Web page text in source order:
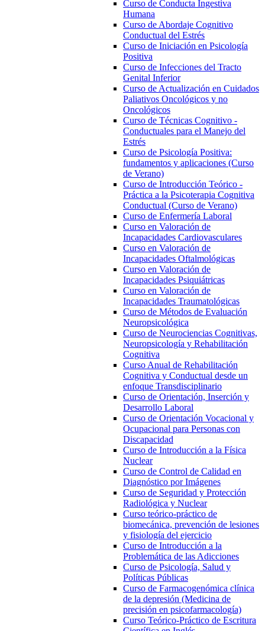
Curso de Conducta Ingestiva
Humana
Curso de Abordaje Cognitivo
Conductual del Estrés
Curso de Iniciación en Psicología
Positiva
Curso de Infecciones del Tracto
Genital Inferior
Curso de Actualización en Cuidados
Paliativos Oncológicos y no
Oncológicos
Curso de Técnicas Cognitivo -
Conductuales para el Manejo del
Estrés
Curso de Psicología Positiva:
fundamentos y aplicaciones (Curso
de Verano)
Curso de Introducción Teórico -
Práctica a la Psicoterapia Cognitiva
Conductual (Curso de Verano)
Curso de Enfermería Laboral
Curso en Valoración de
Incapacidades Cardiovasculares
Curso en Valoración de
Incapacidades Oftalmológicas
Curso en Valoración de
Incapacidades Psiquiátricas
Curso en Valoración de
Incapacidades Traumatológicas
Curso de Métodos de Evaluación
Neuropsicológica
Curso de Neurociencias Cognitivas,
Neuropsicología y Rehabilitación
Cognitiva
Curso Anual de Rehabilitación
Cognitiva y Conductual desde un
enfoque Transdisciplinario
Curso de Orientación, Inserción y
Desarrollo Laboral
Curso de Orientación Vocacional y
Ocupacional para Personas con
Discapacidad
Curso de Introducción a la Física
Nuclear
Curso de Control de Calidad en
Diagnóstico por Imágenes
Curso de Seguridad y Protección
Radiológica y Nuclear
Curso teórico-práctico de
biomecánica, prevención de lesiones
y fisiología del ejercicio
Curso de Introducción a la
Problemática de las Adicciones
Curso de Psicología, Salud y
Políticas Públicas
Curso de Farmacogenómica clínica
de la depresión (Medicina de
precisión en psicofarmacología)
Curso Teórico-Práctico de Escritura